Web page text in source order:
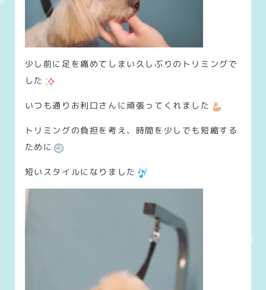
少し前に足を痛めてしまい久しぶりのトリミングで
した
いつも通りお利口さんに頑張ってくれました
トリミングの負担を考え、時間を少しでも短縮する
ために
短いスタイルになりました